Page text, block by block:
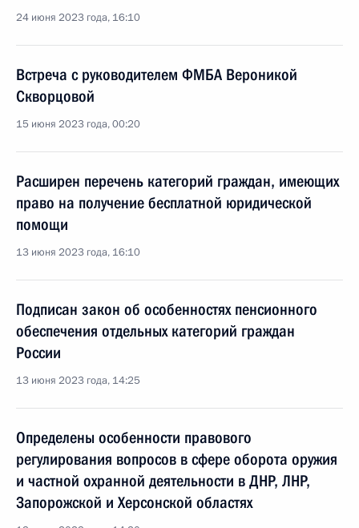
24 июня 2023 года, 16:10
Встреча с руководителем ФМБА Вероникой
Скворцовой
15 июня 2023 года, 00:20
Расширен перечень категорий граждан, имеющих
право на получение бесплатной юридической
помощи
13 июня 2023 года, 16:10
Подписан закон об особенностях пенсионного
обеспечения отдельных категорий граждан
России
13 июня 2023 года, 14:25
Определены особенности правового
регулирования вопросов в сфере оборота оружия
и частной охранной деятельности в ДНР, ЛНР,
Запорожской и Херсонской областях